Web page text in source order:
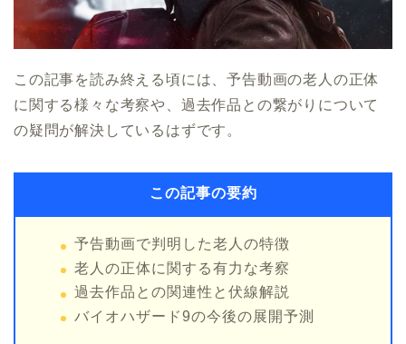
この記事を読み終える頃には、予告動画の老人の正体
に関する様々な考察や、過去作品との繋がりについて
の疑問が解決しているはずです。
この記事の要約
予告動画で判明した老人の特徴
老人の正体に関する有力な考察
過去作品との関連性と伏線解説
バイオハザード9の今後の展開予測